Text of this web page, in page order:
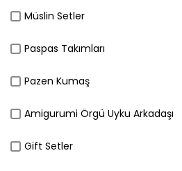
Müslin Setler
Paspas Takımları
Pazen Kumaş
Amigurumi Örgü Uyku Arkadaşı
Gift Setler